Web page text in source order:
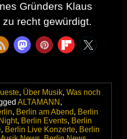
Gründers Klaus
recht gewürdigt.
, Über Musik, Was noch
ALTAMANN ,
, Berlin am Abend, Berlin
, Berlin Events, Berlin
, Berlin Live Konzerte, Berlin